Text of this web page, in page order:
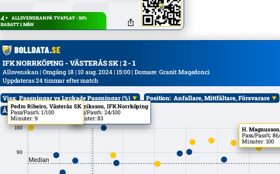
ALLSVENSKAN PÅ TV4 PLAY - 50%
RABATT 1 MÅN
IFK NORRKÖPING - VÄSTERÅS SK | 2 - 1
Allsvenskan | Omgång 18 | 10 aug. 2024 | 15:00 | Domare: Granit Maqedonci
Uppdateras 24 timmar efter match
Visa: Passningar vs Lyckade Passningar (%) Position: Anfallare, Mittfältare, Försvarare
Ålder: Alla Mål: Alla
A. Eriksson, IFK Norrköping
Pass/Pass%: 24/100
Minuter: 83
H.
Pass/Pass%:
Minuter: 100
Pedro Ribeiro, Västerås SK
Pass/Pass%: 1/100
Minuter: 9